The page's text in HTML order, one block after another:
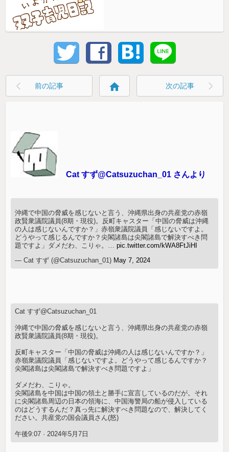
前の記事 home 次の記事
Cat すず@Catsuzuchan_01 さんより
沖縄で中国の脅威を感じないと言う、沖縄県出身の共産党の赤嶺
政賢衆議院議員(8期・現役)。反町キャスター「中国の脅威は沖縄
の人は感じないんですか？」赤嶺衆議院議員「感じないですよ。
どうやって感じるんですか？尖閣諸島は尖閣諸島で解決すべき問
題ですよ」ダメだわ、こりゃ。…pic.twitter.com/kWA8FtJiHI
— Cat すず (@Catsuzuchan_01) May 7, 2024
Cat すず@Catsuzuchan_01
沖縄で中国の脅威を感じないと言う、沖縄県出身の共産党の赤嶺
政賢衆議院議員(8期・現役)。
反町キャスター「中国の脅威は沖縄の人は感じないんですか？」
赤嶺衆議院議員「感じないですよ。どうやって感じるんですか？
尖閣諸島は尖閣諸島で解決すべき問題ですよ」
ダメだわ、こりゃ。
尖閣諸島を中国は中国の領土と勝手に宣言しているのだが。それ
に尖閣諸島周辺の日本の領海に、中国海警局の船が侵入している
のはどうするんだ？真っ先に解決すべき問題なので、解決してく
ださい。共産党の国会議員さん(怒)
午後9:07 · 2024年5月7日